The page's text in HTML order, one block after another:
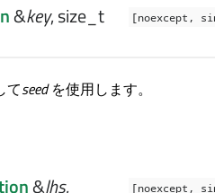
[noexcept,
&key,size_t
てseedを使用します。
[noexcept,
&lhs,